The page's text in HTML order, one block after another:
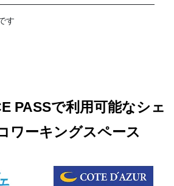
す
PASSで利用可能なシェ
ワーキングスペース